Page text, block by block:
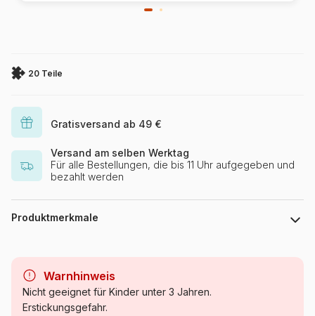
20 Teile
Gratisversand ab 49 €
Versand am selben Werktag
Für alle Bestellungen, die bis 11 Uhr aufgegeben und
bezahlt werden
Produktmerkmale
Kategorie Walt Disney Puzzles
Warnhinweis
Nicht geeignet für Kinder unter 3 Jahren.
Erstickungsgefahr.